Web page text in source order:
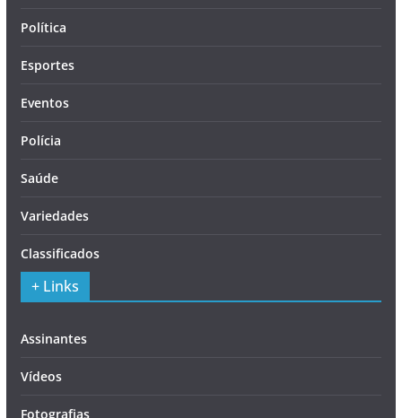
Política
Esportes
Eventos
Polícia
Saúde
Variedades
Classificados
+ Links
Assinantes
Vídeos
Fotografias